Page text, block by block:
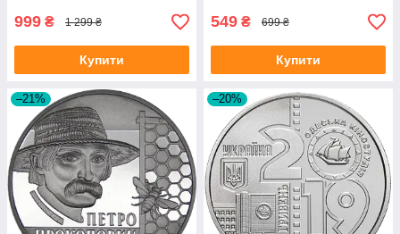
999 ₴ 1 299 ₴
Купити
549 ₴ 699 ₴
Купити
–21% –20%